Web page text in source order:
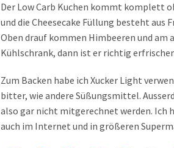
Der Low Carb Kuchen kommt komplett
und die Cheesecake Füllung besteht aus
Oben drauf kommen Himbeeren und
Kühlschrank, dann ist er richtig
Zum Backen habe ich Xucker Light
bitter, wie andere Süßungsmittel.
also gar nicht mitgerechnet werden. Ich
auch im Internet und in größeren